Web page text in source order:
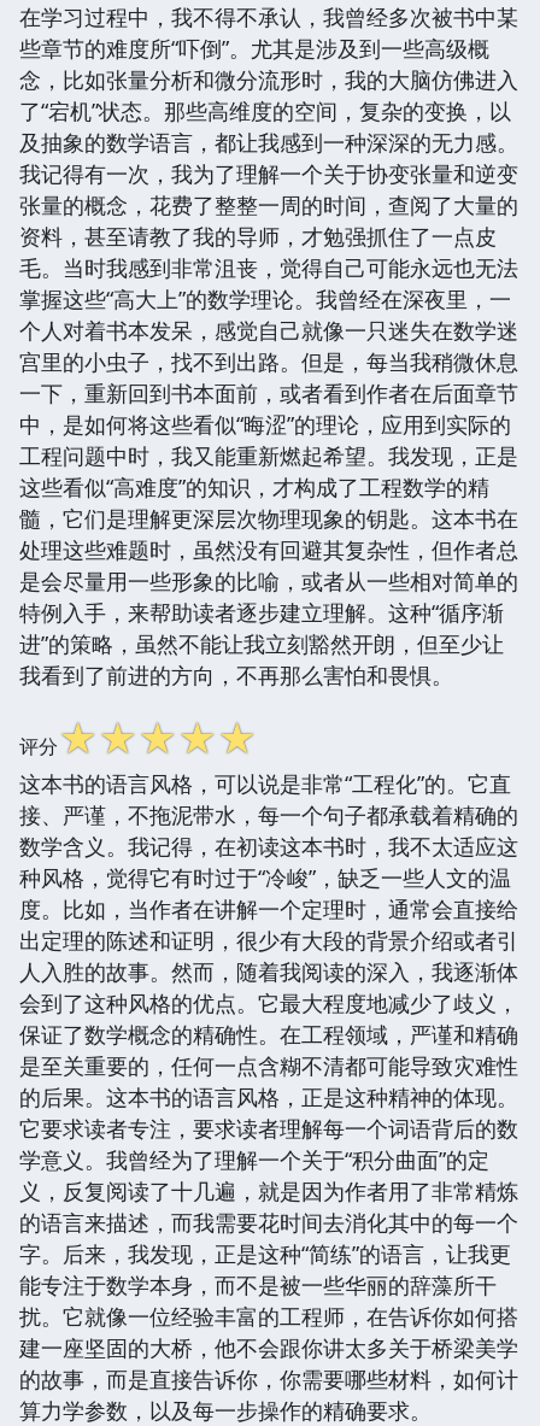
在学习过程中，我不得不承认，我曾经多次被书中某
些章节的难度所“吓倒”。尤其是涉及到一些高级概
念，比如张量分析和微分流形时，我的大脑仿佛进入
了“宕机”状态。那些高维度的空间，复杂的变换，以
及抽象的数学语言，都让我感到一种深深的无力感。
我记得有一次，我为了理解一个关于协变张量和逆变
张量的概念，花费了整整一周的时间，查阅了大量的
资料，甚至请教了我的导师，才勉强抓住了一点皮
毛。当时我感到非常沮丧，觉得自己可能永远也无法
掌握这些“高大上”的数学理论。我曾经在深夜里，一
个人对着书本发呆，感觉自己就像一只迷失在数学迷
宫里的小虫子，找不到出路。但是，每当我稍微休息
一下，重新回到书本面前，或者看到作者在后面章节
中，是如何将这些看似“晦涩”的理论，应用到实际的
工程问题中时，我又能重新燃起希望。我发现，正是
这些看似“高难度”的知识，才构成了工程数学的精
髓，它们是理解更深层次物理现象的钥匙。这本书在
处理这些难题时，虽然没有回避其复杂性，但作者总
是会尽量用一些形象的比喻，或者从一些相对简单的
特例入手，来帮助读者逐步建立理解。这种“循序渐
进”的策略，虽然不能让我立刻豁然开朗，但至少让
我看到了前进的方向，不再那么害怕和畏惧。
评分☆☆☆☆☆
这本书的语言风格，可以说是非常“工程化”的。它直
接、严谨，不拖泥带水，每一个句子都承载着精确的
数学含义。我记得，在初读这本书时，我不太适应这
种风格，觉得它有时过于“冷峻”，缺乏一些人文的温
度。比如，当作者在讲解一个定理时，通常会直接给
出定理的陈述和证明，很少有大段的背景介绍或者引
人入胜的故事。然而，随着我阅读的深入，我逐渐体
会到了这种风格的优点。它最大程度地减少了歧义，
保证了数学概念的精确性。在工程领域，严谨和精确
是至关重要的，任何一点含糊不清都可能导致灾难性
的后果。这本书的语言风格，正是这种精神的体现。
它要求读者专注，要求读者理解每一个词语背后的数
学意义。我曾经为了理解一个关于“积分曲面”的定
义，反复阅读了十几遍，就是因为作者用了非常精炼
的语言来描述，而我需要花时间去消化其中的每一个
字。后来，我发现，正是这种“简练”的语言，让我更
能专注于数学本身，而不是被一些华丽的辞藻所干
扰。它就像一位经验丰富的工程师，在告诉你如何搭
建一座坚固的大桥，他不会跟你讲太多关于桥梁美学
的故事，而是直接告诉你，你需要哪些材料，如何计
算力学参数，以及每一步操作的精确要求。